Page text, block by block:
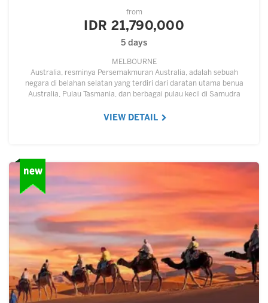
from
IDR 21,790,000
5 days
MELBOURNE
Australia, resminya Persemakmuran Australia, adalah sebuah
negara di belahan selatan yang terdiri dari daratan utama benua
Australia, Pulau Tasmania, dan berbagai pulau kecil di Samudra
VIEW DETAIL